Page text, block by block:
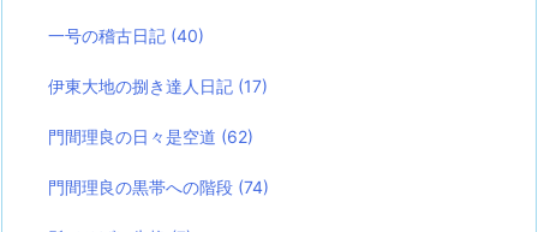
一号の稽古日記 (40)
伊東大地の捌き達人日記 (17)
門間理良の日々是空道 (62)
門間理良の黒帯への階段 (74)